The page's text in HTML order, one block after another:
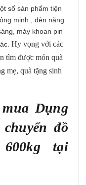
số sản phẩm tiện
minh
đèn năng
máy khoan pin
Hy vọng với các
tìm được món quà
mẹ, quà tặng sinh
Dụng
đồ
tại